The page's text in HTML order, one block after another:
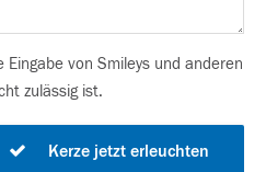
von Smileys und anderen
zulässig ist.
Kerze jetzt erleuchten